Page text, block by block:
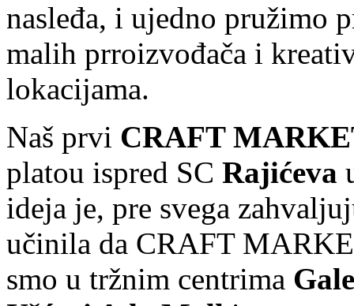
nasleđa, i ujedno pružimo
malih prroizvođača i
lokacijama.
Naš prvi CRAFT
platou ispred SC Rajićeva
ideja je, pre svega
učinila da CRAFT
smo u tržnim centrima